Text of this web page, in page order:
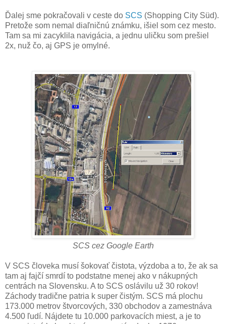
Ďalej sme pokračovali v ceste do SCS (Shopping City Süd).
Pretože som nemal diaľničnú známku, išiel som cez mesto.
Tam sa mi zacyklila navigácia, a jednu uličku som prešiel
2x, nuž čo, aj GPS je omylné.
SCS cez Google Earth
V SCS človeka musí šokovať čistota, výzdoba a to, že ak sa
tam aj fajčí smrdí to podstatne menej ako v nákupných
centrách na Slovensku. A to SCS oslávilu už 30 rokov!
Záchody tradične patria k super čistým. SCS má plochu
173.000 metrov štvorcových, 330 obchodov a zamestnáva
4.500 ľudí. Nájdete tu 10.000 parkovacích miest, a je to